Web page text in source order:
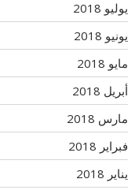
يوليو 2018
يونيو 2018
مايو 2018
أبريل 2018
مارس 2018
فبراير 2018
يناير 2018